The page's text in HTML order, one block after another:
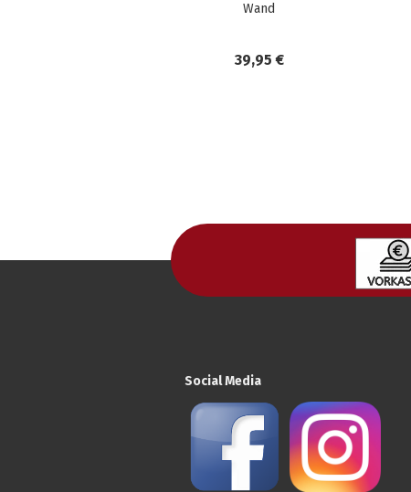
Wand
39,95 €
Social Media